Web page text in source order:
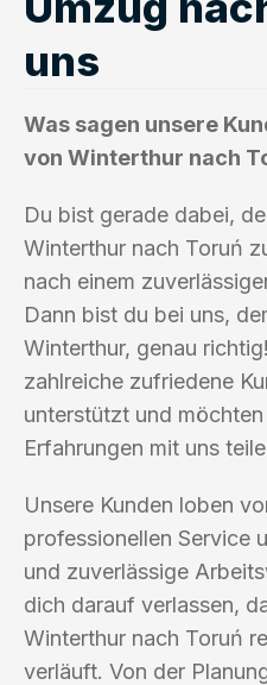
uns
Was sagen unsere
von Winterthur nach
Du bist gerade dabei,
Winterthur nach Toruń
nach einem
Dann bist du bei uns,
Winterthur, genau
zahlreiche zufriedene
unterstützt und
Erfahrungen mit uns
Unsere Kunden loben
professionellen Service
und zuverlässige
dich darauf verlassen,
Winterthur nach Toruń
verläuft. Von der